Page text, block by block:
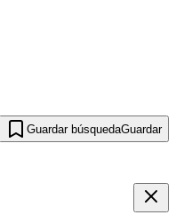
Guardar búsquedaGuardar